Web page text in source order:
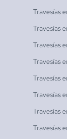
Travesías
Travesías
Travesías
Travesías
Travesías
Travesías
Travesías
Travesías